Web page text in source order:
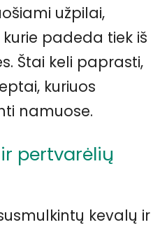
užpilai,
padeda tiek iš
Štai keli paprasti,
kuriuos
namuose.
pertvarėlių
kevalų ir